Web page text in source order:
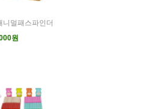
니멀패스파인더
원